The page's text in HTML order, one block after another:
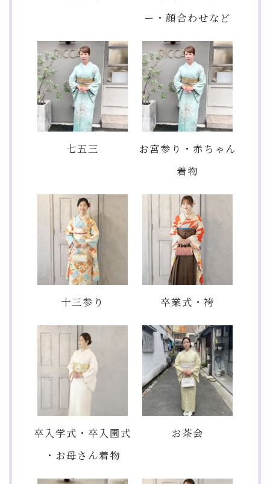
ー・顔合わせなど
七五三
お宮参り・赤ちゃん
着物
十三参り 卒業式・袴
卒入学式・卒入園式
・お母さん着物
お茶会